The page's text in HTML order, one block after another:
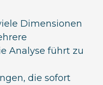
Dimensionen
Analyse führt zu
die sofort